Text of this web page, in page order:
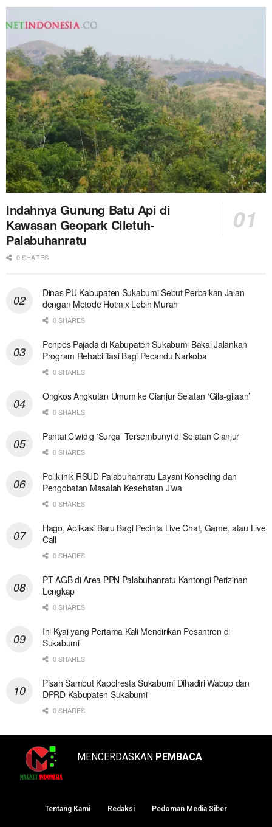
Indahnya Gunung Batu Api di
Kawasan Geopark Ciletuh-
Palabuhanratu
0 SHARES
Dinas PU Kabupaten Sukabumi Sebut Perbaikan Jalan
dengan Metode Hotmix Lebih Murah
0 SHARES
Ponpes Pajada di Kabupaten Sukabumi Bakal Jalankan
Program Rehabilitasi Bagi Pecandu Narkoba
0 SHARES
Ongkos Angkutan Umum ke Cianjur Selatan ‘Gila-gilaan’
0 SHARES
Pantai Ciwidig ‘Surga’ Tersembunyi di Selatan Cianjur
0 SHARES
Poliklinik RSUD Palabuhanratu Layani Konseling dan
Pengobatan Masalah Kesehatan Jiwa
0 SHARES
Hago, Aplikasi Baru Bagi Pecinta Live Chat, Game, atau Live
Call
0 SHARES
PT AGB di Area PPN Palabuhanratu Kantongi Perizinan
Lengkap
0 SHARES
Ini Kyai yang Pertama Kali Mendirikan Pesantren di
Sukabumi
0 SHARES
Pisah Sambut Kapolresta Sukabumi Dihadiri Wabup dan
DPRD Kabupaten Sukabumi
0 SHARES
MENCERDASKAN PEMBACA
Tentang Kami Redaksi Pedoman Media Siber